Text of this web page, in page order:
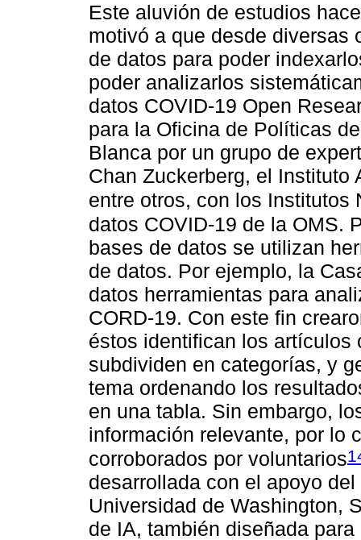
Este aluvión de estudios
motivó a que desde diversas
de datos para poder
poder analizarlos
datos COVID-19 Open
para la Oficina de Políticas
Blanca por un grupo de
Chan Zuckerberg, el
entre otros, con los Institutos
datos COVID-19 de la OMS.
bases de datos se utilizan
de datos. Por ejemplo, la
datos herramientas para
CORD-19. Con este fin
éstos identifican los artículos
subdividen en categorías, y
tema ordenando los
en una tabla. Sin embargo,
información relevante, por lo
corroborados por voluntarios
desarrollada con el apoyo
Universidad de Washington,
de IA, también diseñada